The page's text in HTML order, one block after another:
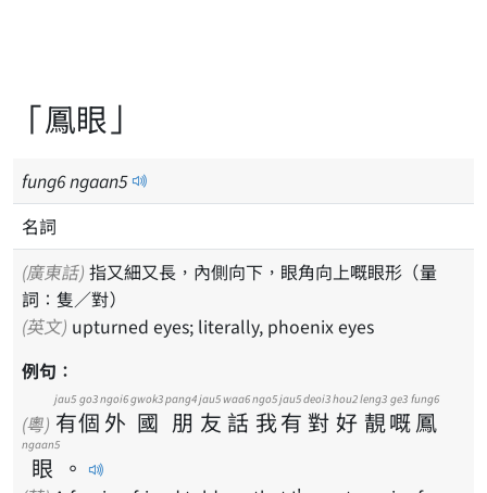
「鳳眼」
fung6ngaan5
名詞
(廣東話)
詞：隻／對）
(英文) upturned eyes; literally, phoenix eyes
例句：
(粵) 有
jau5
個
go3
外
ngoi6
國
gwok3
朋
pang4
友
jau5
話
waa6
我
ngo5
有
jau5
對
deoi3
好
hou2
靚
leng3
嘅
ge3
鳳
fung6
眼
ngaan5
。